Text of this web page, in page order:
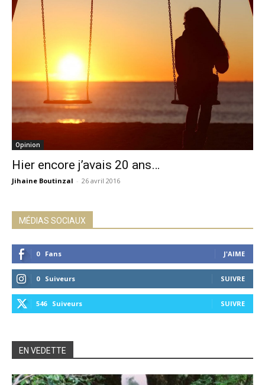
Opinion
Hier encore j’avais 20 ans…
Jihaine Boutinzal - 26 avril 2016
MÉDIAS SOCIAUX
0 Fans J'AIME
0 Suiveurs SUIVRE
546 Suiveurs SUIVRE
EN VEDETTE